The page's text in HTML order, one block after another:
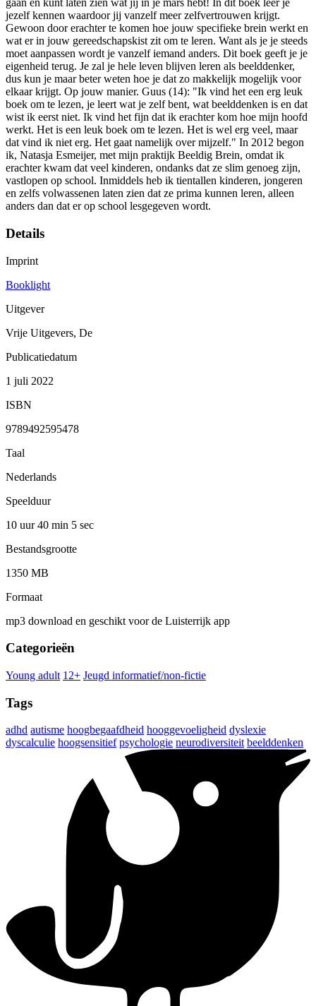
gaan én kunt laten zien wat jij in je mars hebt! In dit boek leer je
jezelf kennen waardoor jij vanzelf meer zelfvertrouwen krijgt.
Gewoon door erachter te komen hoe jouw specifieke brein werkt en
wat er in jouw gereedschapskist zit om te leren. Want als je je steeds
moet aanpassen wordt je vanzelf iemand anders. Dit boek geeft je je
eigenheid terug. Je zal je hele leven blijven leren als beelddenker,
dus kun je maar beter weten hoe je dat zo makkelijk mogelijk voor
elkaar krijgt. Op jouw manier. Guus (14): "Ik vind het een erg leuk
boek om te lezen, je leert wat je zelf bent, wat beelddenken is en dat
wist ik eerst niet. Ik vind het fijn dat ik erachter kom hoe mijn hoofd
werkt. Het is een leuk boek om te lezen. Het is wel erg veel, maar
dat vind ik niet erg. Het gaat namelijk over mijzelf." In 2012 begon
ik, Natasja Esmeijer, met mijn praktijk Beeldig Brein, omdat ik
erachter kwam dat veel kinderen, ondanks dat ze slim genoeg zijn,
vastlopen op school. Inmiddels heb ik tientallen kinderen, jongeren
en zelfs volwassenen laten zien dat ze prima kunnen leren, alleen
anders dan dat er op school lesgegeven wordt.
Details
Imprint
Booklight
Uitgever
Vrije Uitgevers, De
Publicatiedatum
1 juli 2022
ISBN
9789492595478
Taal
Nederlands
Speelduur
10 uur 40 min 5 sec
Bestandsgrootte
1350 MB
Formaat
mp3 download en geschikt voor de Luisterrijk app
Categorieën
Young adult 12+ Jeugd informatief/non-fictie
Tags
adhd autisme hoogbegaafdheid hooggevoeligheid dyslexie
dyscalculie hoogsensitief psychologie neurodiversiteit beelddenken